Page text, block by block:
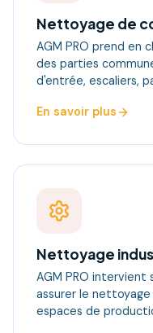
Nettoyage de
AGM PRO prend en
des parties
d'entrée, escaliers,
En savoir plus
Nettoyage
AGM PRO intervient
assurer le
espaces de